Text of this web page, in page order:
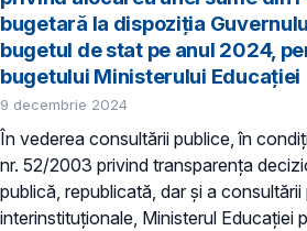
bugetară la dispoziţia
bugetul de stat pe anul 2024,
bugetului Ministerului Educației
9 decembrie 2024
În vederea consultării publice, în
nr. 52/2003 privind transparenţa
publică, republicată, dar și a consultării
interinstituționale, Ministerul Educaţiei